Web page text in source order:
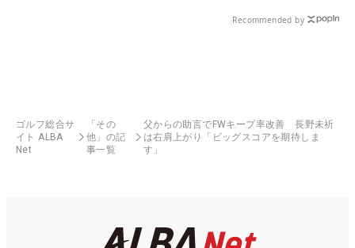
Recommended by
ゴルフ総合サ
イト ALBA
Net
「その
他」の記
事一覧
父からの助言でFWキープ率改善 長野未祈
は右肩上がり「ビッグスコアを期待しま
す」